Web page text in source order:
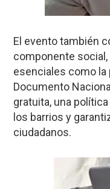
El evento también
componente
esenciales como la
Documento
gratuita, una
los barrios y
ciudadanos.